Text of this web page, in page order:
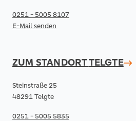
0251 - 5005 8107
E-Mail senden
ZUM STANDORTTELGTE
Steinstraße 25
48291 Telgte
0251 - 5005 5835